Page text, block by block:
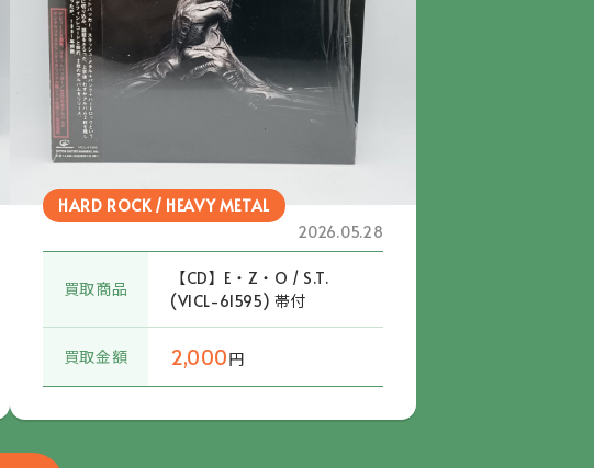
HARD ROCK / HEAVY METAL
2026.05.28
買取商品
【CD】E・Z・O / S.T.
(VICL-61595) 帯付
買取金額 2,000円